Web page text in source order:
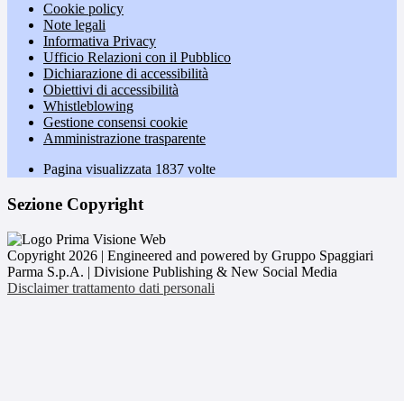
Cookie policy
Note legali
Informativa Privacy
Ufficio Relazioni con il Pubblico
Dichiarazione di accessibilità
Obiettivi di accessibilità
Whistleblowing
Gestione consensi cookie
Amministrazione trasparente
Pagina visualizzata 1837 volte
Sezione Copyright
Copyright 2026 | Engineered and powered by Gruppo Spaggiari
Parma S.p.A. | Divisione Publishing & New Social Media
Disclaimer trattamento dati personali